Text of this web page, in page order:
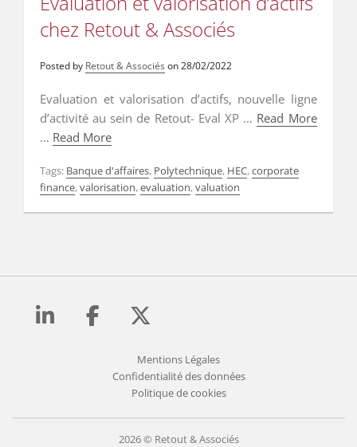
chez Retout & Associés
Posted by Retout & Associés on28/02/2022
Evaluation et valorisation d’actifs, nouvelle ligne
d’activité au sein de Retout- Eval XP … Read More
… Read More
Tags: Banque d'affaires, Polytechnique, HEC,corporate
finance,valorisation,evaluation,valuation
Mentions Légales
Confidentialité des données
Politique de cookies
2026 © Retout & Associés